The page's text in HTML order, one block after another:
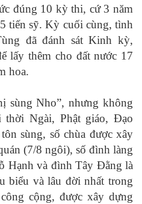
đúng 10 kỳ thi, cứ 3 năm
tiến sỹ. Kỳ cuối cùng, tình
đã đánh sát Kinh kỳ,
lấy thêm cho đất nước 17
hoa.
Nho”, nhưng không
Ngài, Phật giáo, Đạo
sùng, số chùa được xây
(7/8 ngôi), số đình làng
Hạnh và đình Tây Đằng là
biểu và lâu đời nhất trong
cộng, được xây dựng